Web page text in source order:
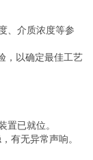
、介质浓度等参
，以确定最佳工艺
置已就位。
有无异常声响。